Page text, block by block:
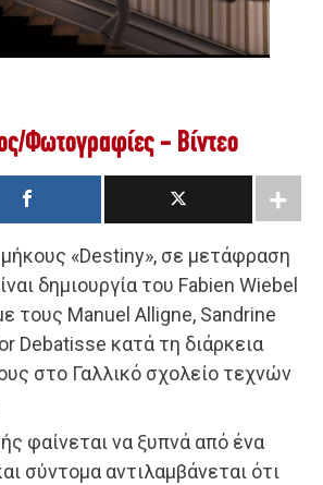
/Φωτογραφίες - Βίντεο
μήκους «Destiny», σε μετάφραση
δημιουργία του Fabien Wiebel
τους Manuel Alligne, Sandrine
Debatisse κατά τη διάρκεια
στο Γαλλικό σχολείο τεχνών
φαίνεται να ξυπνά από ένα
σύντομα αντιλαμβάνεται ότι